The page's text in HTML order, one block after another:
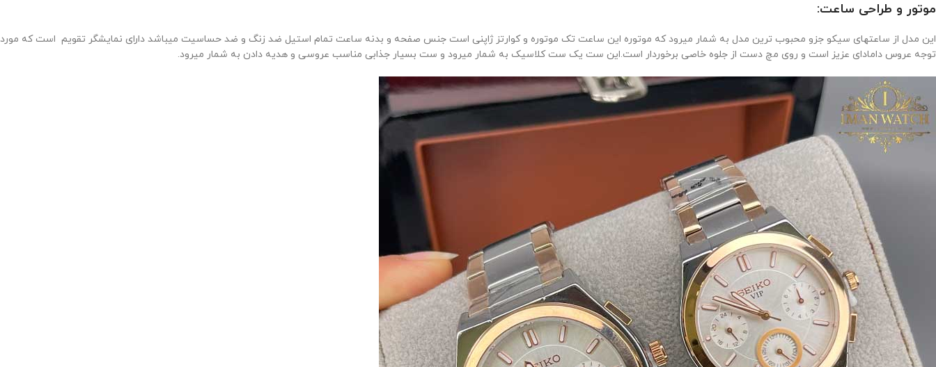
موتور و طراحی ساعت:
این مدل از ساعتهای سیکو جزو محبوب ترین مدل به شمار میرود که موتوره این ساعت تک موتوره و کوارتز ژاپنی است جنس صفحه و بدنه ساعت تمام استیل ضد زنگ و ضد حساسیت میباشد دارای نمایشگر تقویم است که مورد
توجه عروس دامادای عزیز است و روی مچ دست از جلوه خاصی برخوردار است.این ست یک ست کلاسیک به شمار میرود و ست بسیار جذابی مناسب عروسی و هدیه دادن به شمار میرود.